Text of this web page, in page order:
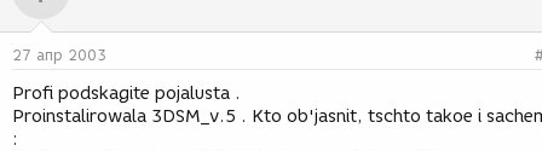
м
д
н
и
27 апр 2003
Profi podskagite pojalusta .
Proinstalirowala 3DSM_v.5 . Kto ob'jasnit, tschto takoe i
: